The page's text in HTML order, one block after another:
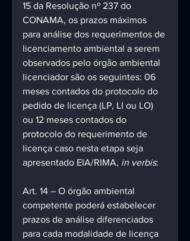
15 da Resolução nº 237 do
CONAMA, os prazos máximos
para análise dos requerimentos de
licenciamento ambiental a serem
observados pelo órgão ambiental
licenciador são os seguintes: 06
meses contados do protocolo do
pedido de licença (LP, LI ou LO)
ou 12 meses contados do
protocolo do requerimento de
licença caso nesta etapa seja
apresentado EIA/RIMA, in verbis:
Art. 14 – O órgão ambiental
competente poderá estabelecer
prazos de análise diferenciados
para cada modalidade de licença